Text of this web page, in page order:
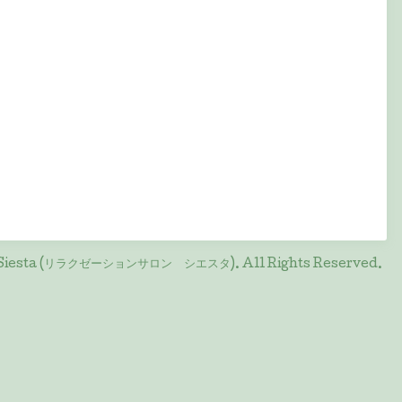
(リラクゼーションサロン シエスタ). All Rights Reserved.